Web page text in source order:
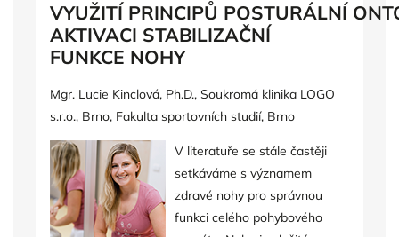
VYUŽITÍ PRINCIPŮ POSTURÁLNÍ
AKTIVACI STABILIZAČNÍ
FUNKCE NOHY
Mgr. Lucie Kinclová, Ph.D., Soukromá klinika LOGO
s.r.o., Brno, Fakulta sportovních studií, Brno
V literatuře se stále častěji
setkáváme s významem
zdravé nohy pro správnou
funkci celého pohybového